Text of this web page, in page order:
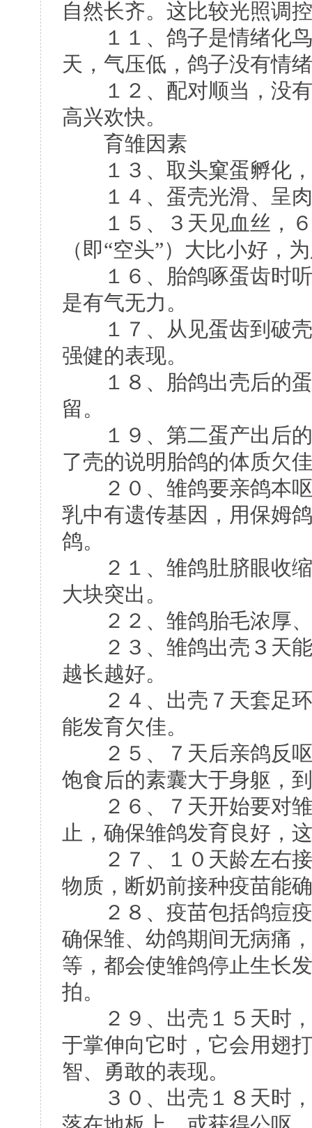
自然长齐。这比较光照调
１１、鸽子是情绪化鸟
天，气压低，鸽子没有情
１２、配对顺当，没有
高兴欢快。
育雏因素
１３、取头窠蛋孵化，
１４、蛋壳光滑、呈肉
１５、３天见血丝，６
（即“空头”）大比小好，
１６、胎鸽啄蛋齿时听
是有气无力。
１７、从见蛋齿到破壳
强健的表现。
１８、胎鸽出壳后的蛋
留。
１９、第二蛋产出后的
了壳的说明胎鸽的体质欠
２０、雏鸽要亲鸽本呕
乳中有遗传基因，用保姆
鸽。
２１、雏鸽肚脐眼收缩
大块突出。
２２、雏鸽胎毛浓厚、
２３、雏鸽出壳３天能
越长越好。
２４、出壳７天套足环
能发育欠佳。
２５、７天后亲鸽反呕
饱食后的素囊大于身躯，
２６、７天开始要对雏
止，确保雏鸽发育良好，
２７、１０天龄左右接
物质，断奶前接种疫苗能
２８、疫苗包括鸽痘疫
确保雏、幼鸽期间无病痛
等，都会使雏鸽停止生长
拍。
２９、出壳１５天时，
于掌伸向它时，它会用翅
智、勇敢的表现。
３０、出壳１８天时，